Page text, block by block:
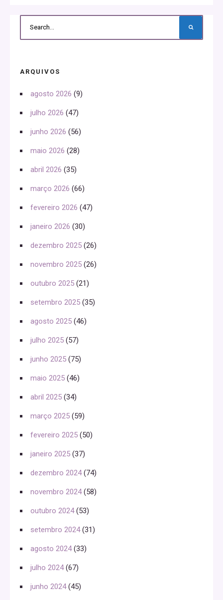
ARQUIVOS
agosto 2026 (9)
julho 2026 (47)
junho 2026 (56)
maio 2026 (28)
abril 2026 (35)
março 2026 (66)
fevereiro 2026 (47)
janeiro 2026 (30)
dezembro 2025 (26)
novembro 2025 (26)
outubro 2025 (21)
setembro 2025 (35)
agosto 2025 (46)
julho 2025 (57)
junho 2025 (75)
maio 2025 (46)
abril 2025 (34)
março 2025 (59)
fevereiro 2025 (50)
janeiro 2025 (37)
dezembro 2024(74)
novembro 2024(58)
outubro 2024(53)
setembro 2024(31)
agosto 2024(33)
julho 2024(67)
junho 2024(45)